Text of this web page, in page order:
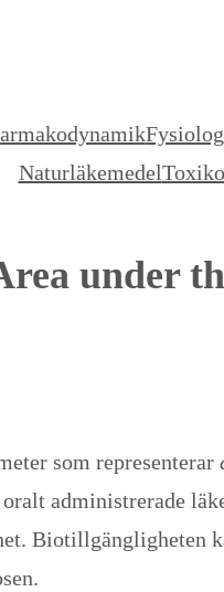
Naturläkemedel
under
som representerar
administrerade
Biotillgängligheten